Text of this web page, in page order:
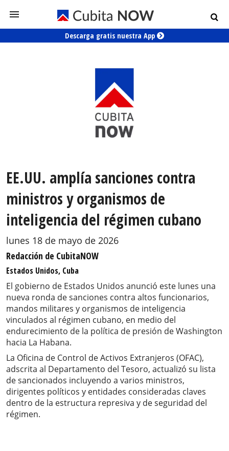
Descarga gratis nuestra App
EE.UU. amplía sanciones contra
ministros y organismos de
inteligencia del régimen cubano
lunes 18 de mayo de 2026
Redacción de CubitaNOW
Estados Unidos, Cuba
El gobierno de Estados Unidos anunció este lunes una
nueva ronda de sanciones contra altos funcionarios,
mandos militares y organismos de inteligencia
vinculados al régimen cubano, en medio del
endurecimiento de la política de presión de Washington
hacia La Habana.
La Oficina de Control de Activos Extranjeros (OFAC),
adscrita al Departamento del Tesoro, actualizó su lista
de sancionados incluyendo a varios ministros,
dirigentes políticos y entidades consideradas claves
dentro de la estructura represiva y de seguridad del
régimen.